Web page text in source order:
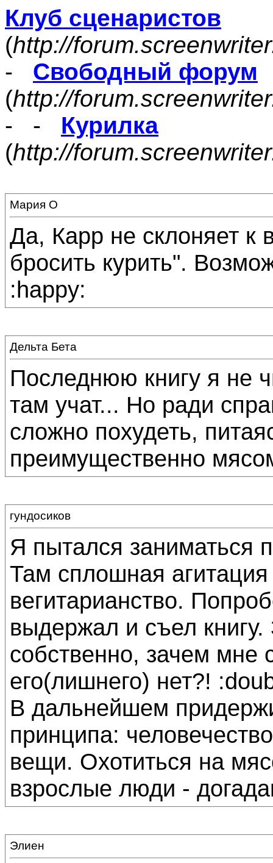
Клуб сценаристов
(http://
- Свободный форум
(http://
- - Курилка
(http://
Мария О
Да, Карр не склоняет к
бросить курить".
:happy:
Дельта Бета
Последнюю книгу я не
там учат... Но ради
сложно похудеть,
преимущественно
гундосиков
Я пытался заниматься
Там сплошная
вегитарианство.
выдержал и съел
собственно, зачем мне
его(лишнего) нет?!
В дальнейшем
принципа:
вещи. Охотиться на
взрослые люди -
Элиен